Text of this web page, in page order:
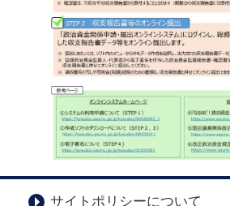
サイトポリシーについて